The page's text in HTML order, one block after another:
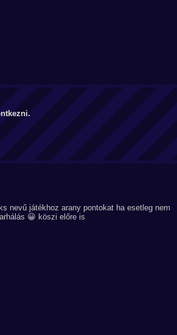
nevű játékhoz arany pontokat ha esetleg nem
😀 köszi előre is